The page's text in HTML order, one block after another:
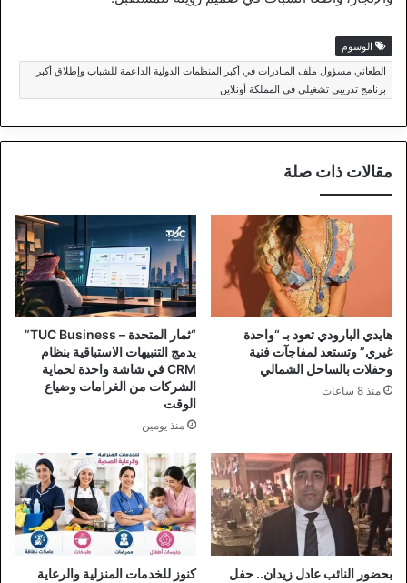
الوسوم
الطعاني مسؤول ملف المبادرات في أكبر المنظمات الدولية الداعمة للشباب وإطلاق أكبر
برنامج تدريبي تشغيلي في المملكة أونلاين
مقالات ذات صلة
هايدي البارودي تعود بـ “واحدة
غيري” وتستعد لمفاجآت فنية
وحفلات بالساحل الشمالي
منذ 8 ساعات
“ثمار المتحدة – TUC Business”
يدمج التنبيهات الاستباقية بنظام
CRM في شاشة واحدة لحماية
الشركات من الغرامات وضياع
الوقت
منذ يومين
بحضور النائب عادل زيدان.. حفل كنوز للخدمات المنزلية والرعاية